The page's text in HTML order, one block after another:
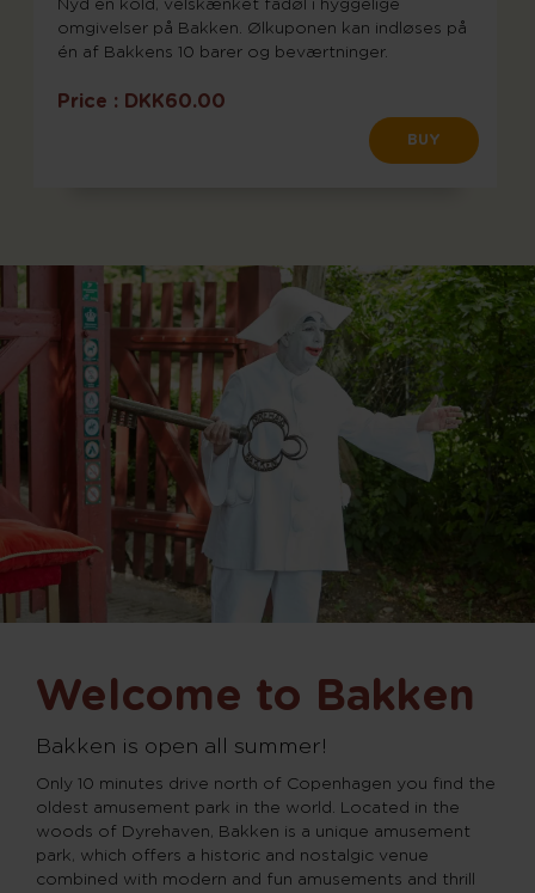
Nyd en kold, velskænket fadøl i hyggelige
omgivelser på Bakken. Ølkuponen kan indløses på
én af Bakkens 10 barer og beværtninger.
Price : DKK60.00
BUY
Welcome to Bakken
Bakken is open all summer!
Only 10 minutes drive north of Copenhagen you find the
oldest amusement park in the world. Located in the
woods of Dyrehaven, Bakken is a unique amusement
park, which offers a historic and nostalgic venue
combined with modern and fun amusements and thrill